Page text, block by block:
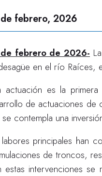
febrero, 2026
febrero de 2026-
en el río Raíces,
actuación es la
de actuaciones de
se contempla una
labores principales han
de troncos,
estas intervenciones